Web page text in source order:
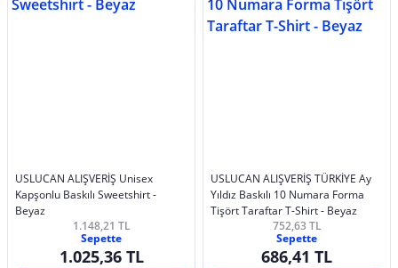
USLUCAN ALIŞVERİŞ Unisex
Kapşonlu Baskılı Sweetshirt -
Beyaz
1.148,21 TL
Sepette
1.025,36 TL
USLUCAN ALIŞVERİŞ TÜRKİYE Ay
Yıldız Baskılı 10 Numara Forma
Tişört Taraftar T-Shirt - Beyaz
752,63 TL
Sepette
686,41 TL